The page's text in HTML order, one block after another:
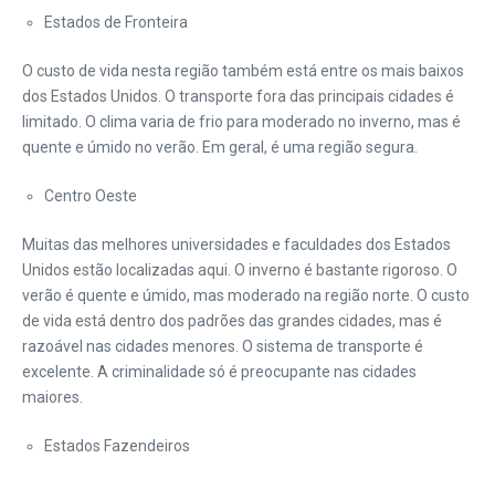
Estados de Fronteira
O custo de vida nesta região também está entre os mais baixos
dos Estados Unidos. O transporte fora das principais cidades é
limitado. O clima varia de frio para moderado no inverno, mas é
quente e úmido no verão. Em geral, é uma região segura.
Centro Oeste
Muitas das melhores universidades e faculdades dos Estados
Unidos estão localizadas aqui. O inverno é bastante rigoroso. O
verão é quente e úmido, mas moderado na região norte. O custo
de vida está dentro dos padrões das grandes cidades, mas é
razoável nas cidades menores. O sistema de transporte é
excelente. A criminalidade só é preocupante nas cidades
maiores.
Estados Fazendeiros